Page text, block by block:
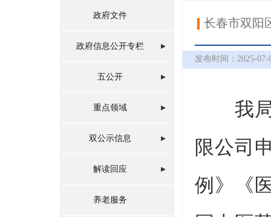
政府文件
政府信息公开专栏
五公开
重点领域
双公示信息
解读回应
养老服务
长春市双阳
发布时间：2025-
我局
限公司
例》《